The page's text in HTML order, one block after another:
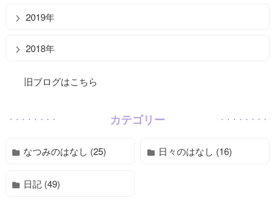
2019年
2018年
旧ブログはこちら
カテゴリー
なつみのはなし (25) 日々のはなし (16)
日記 (49)